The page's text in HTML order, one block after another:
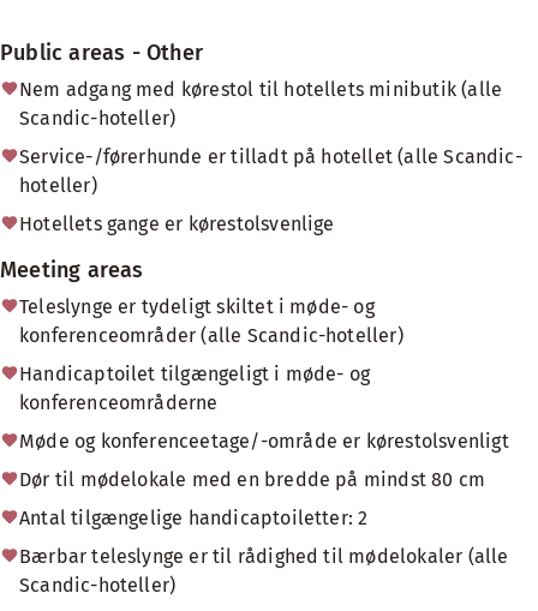
Public areas - Other
Nem adgang med kørestol til hotellets minibutik (alle
Scandic-hoteller)
Service-/førerhunde er tilladt på hotellet (alle Scandic-
hoteller)
Hotellets gange er kørestolsvenlige
Meeting areas
Teleslynge er tydeligt skiltet i møde- og
konferenceområder (alle Scandic-hoteller)
Handicaptoilet tilgængeligt i møde- og
konferenceområderne
Møde og konferenceetage/-område er kørestolsvenligt
Dør til mødelokale med en bredde på mindst 80 cm
Antal tilgængelige handicaptoiletter: 2
Bærbar teleslynge er til rådighed til mødelokaler (alle
Scandic-hoteller)